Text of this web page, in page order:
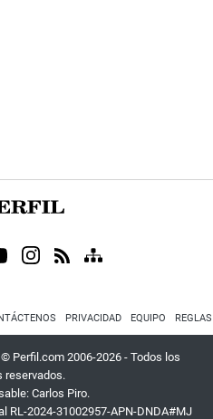
PRIVACIDAD EQUIPO
© Perfil.com 2006-2026 - Todos los
reservados.
Carlos Piro.
RL-2024-31002957-APN-DNDA#MJ